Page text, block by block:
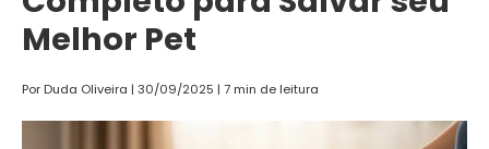
Melhor Pet
Por Duda Oliveira | 30/09/2025 | 7 min de leitura